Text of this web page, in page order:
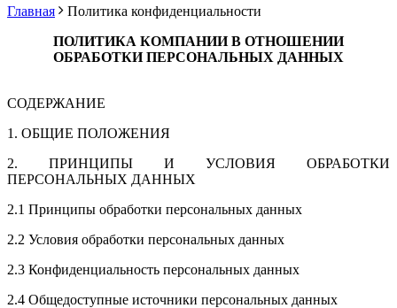
Главная
Политика конфиденциальности
ПОЛИТИКА КОМПАНИИ В ОТНОШЕНИИ
ОБРАБОТКИ ПЕРСОНАЛЬНЫХ ДАННЫХ
СОДЕРЖАНИЕ
1. ОБЩИЕ ПОЛОЖЕНИЯ
2. ПРИНЦИПЫ И УСЛОВИЯ ОБРАБОТКИ
ПЕРСОНАЛЬНЫХ ДАННЫХ
2.1 Принципы обработки персональных данных
2.2 Условия обработки персональных данных
2.3 Конфиденциальность персональных данных
2.4 Общедоступные источники персональных данных